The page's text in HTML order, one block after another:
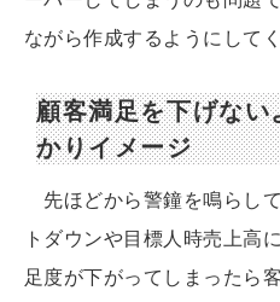
ながら作成するようにしてく
顧客満足を下げな
かりイメージ
先ほどから警鐘を鳴らし
トダウンや目標人時売上高
足度が下がってしまったら